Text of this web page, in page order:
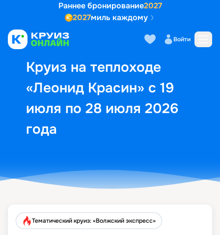
Раннее бронирование2027
2027миль каждому
Войти
Круиз на теплоходе
«Леонид Красин» с 19
июля по 28 июля 2026
года
Выбор кают Маршрут и
Тематический круиз: «Волжский экспресс»